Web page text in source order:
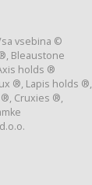
vsebina ©
Bleaustone
holds ®
®, Lapis holds ®,
Cruxies ®,